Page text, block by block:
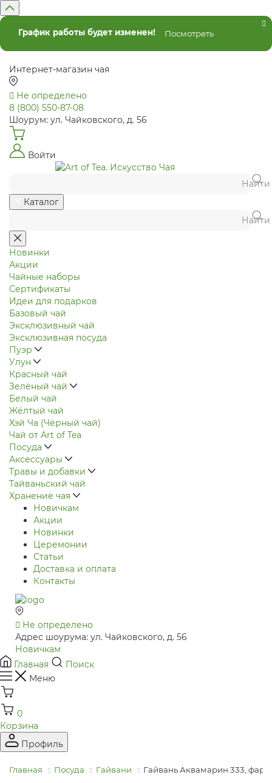
График работы будет изменен! Посмотреть
Интернет-магазин чая
Не определено
8 (800) 550-87-08
Шоурум: ул. Чайковского, д. 56
Войти
Найти
Каталог
Найти
Новинки
Акции
Чайные наборы
Сертификаты
Идеи для подарков
Базовый чай
Эксклюзивный чай
Эксклюзивная посуда
Пуэр
Улун
Красный чай
Зелёный чай
Белый чай
Жёлтый чай
Хэй Ча (Чёрный чай)
Чай от Art of Tea
Посуда
Аксессуары
Травы и добавки
Тайваньский чай
Хранение чая
Новичкам
Акции
Новинки
Церемонии
Статьи
Доставка и оплата
Контакты
Не определено
Адрес шоурума: ул. Чайковского, д. 56
Новичкам
Главная
Поиск
Меню
0
Корзина
Профиль
Главная Посуда Гайвани Гайвань Аквамарин 333,